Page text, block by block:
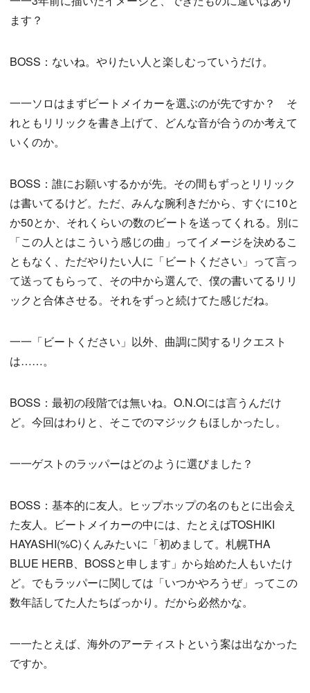
ます？
BOSS：ないね。やりたい人と楽しむっていうだけ。
一一ソロはまずビートメイカーを選ぶのが先ですか？ そ
れともリリックを書き上げて、どんな音が合うのか考えて
いくのか。
BOSS：誰にお願いするかが先。その間もずっとリリック
は書いてるけど。ただ、みんな腕利きだから、すぐに10と
か50とか、それくらいの数のビートを送ってくれる。別に
「この人とはこういう感じの曲」ってイメージを決めるこ
ともなく、ただやりたい人に「ビートください」って言っ
て送ってもらって、その中から選んで、僕の書いてるリリ
ックと合体させる。それをずっと続けてた感じだね。
一一「ビートください」以外、曲調に関するリクエスト
は……。
BOSS：最初の段階では無いね。O.N.Oには言うんだけ
ど。今回はわりと、そこでのマジックもほしかったし。
一一ゲストのラッパーはどのように選びました？
BOSS：基本的に友人。ヒップホップの名のもとに出会え
た友人。ビートメイカーの中には、たとえばTOSHIKI
HAYASHI(%C)くんみたいに「初めまして。札幌THA
BLUE HERB、BOSSと申します」から始めた人もいたけ
ど。でもラッパーに関しては「いつかやろうぜ」ってこの
数年話してた人たちばっかり。だから必然かな。
一一たとえば、海外のアーティストという案は出なかった
ですか。